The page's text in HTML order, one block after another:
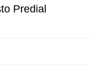
Predial